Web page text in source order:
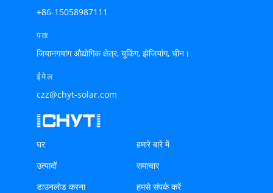
+86-15058987111
पता
जियानगयांग औद्योगिक क्षेत्र, यूकिंग, झेजियांग, चीन।
ईमेल
czz@chyt-solar.com
घर
हमारे बारे में
उत्पादों
समाचार
डाउनलोड करना
हमसे संपर्क करें